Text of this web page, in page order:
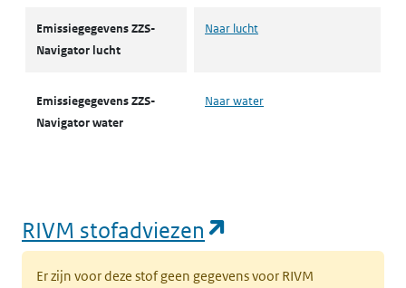
Emissiegegevens ZZS-
Navigator lucht
Naar lucht
Emissiegegevens ZZS-
Navigator water
Naar water
RIVM stofadviezen
Er zijn voor deze stof geen gegevens voor RIVM